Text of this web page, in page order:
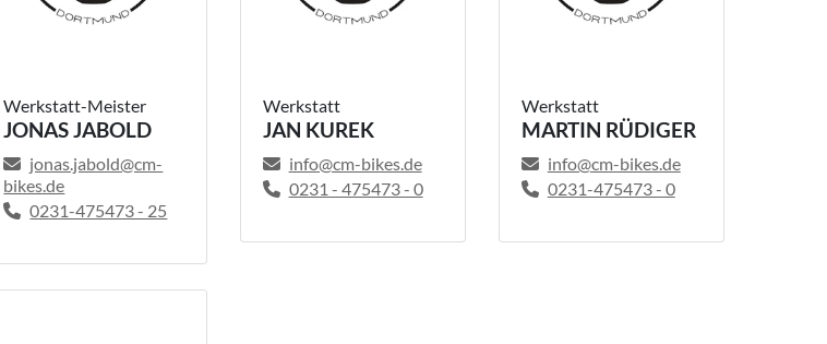
Werkstatt-Meister
JONAS JABOLD
jonas.jabold@cm-
bikes.de
0231-475473 - 25
Werkstatt
JAN KUREK
info@cm-bikes.de
0231 - 475473 - 0
Werkstatt
MARTIN RÜDIGER
info@cm-bikes.de
0231-475473 - 0